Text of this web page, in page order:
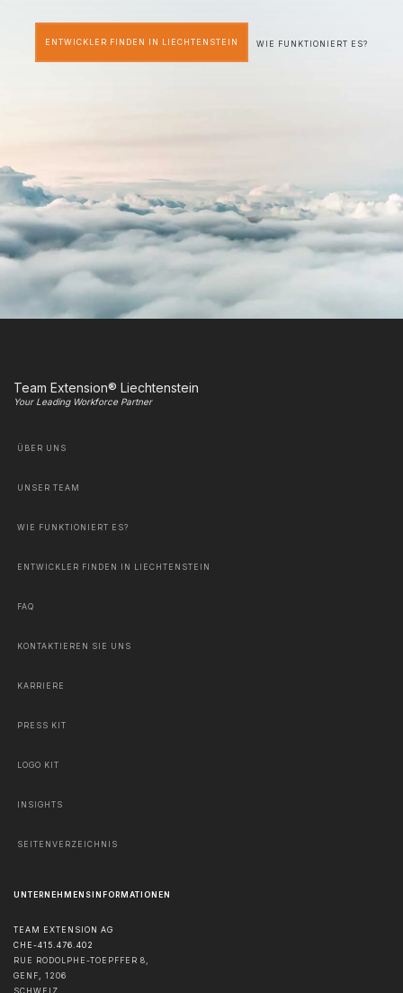
ENTWICKLER FINDEN IN LIECHTENSTEIN WIE FUNKTIONIERT ES?
Team Extension® Liechtenstein
Your Leading Workforce Partner
ÜBER UNS
UNSER TEAM
WIE FUNKTIONIERT ES?
ENTWICKLER FINDEN IN LIECHTENSTEIN
FAQ
KONTAKTIEREN SIE UNS
KARRIERE
PRESS KIT
LOGO KIT
INSIGHTS
SEITENVERZEICHNIS
UNTERNEHMENSINFORMATIONEN
TEAM EXTENSION AG
CHE-415.476.402
RUE RODOLPHE-TOEPFFER 8,
GENF, 1206